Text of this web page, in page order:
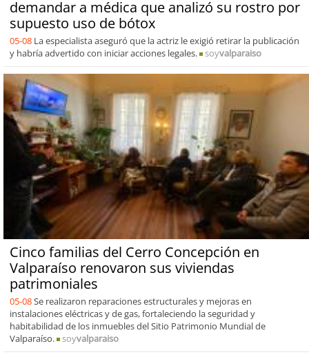
demandar a médica que analizó su rostro por
supuesto uso de bótox
05-08 La especialista aseguró que la actriz le exigió retirar la publicación
y habría advertido con iniciar acciones legales.
soyvalparaiso
Cinco familias del Cerro Concepción en
Valparaíso renovaron sus viviendas
patrimoniales
05-08Se realizaron reparaciones estructurales y mejoras en
instalaciones eléctricas y de gas, fortaleciendo la seguridad y
habitabilidad de los inmuebles del Sitio Patrimonio Mundial de
Valparaíso.
soyvalparaiso